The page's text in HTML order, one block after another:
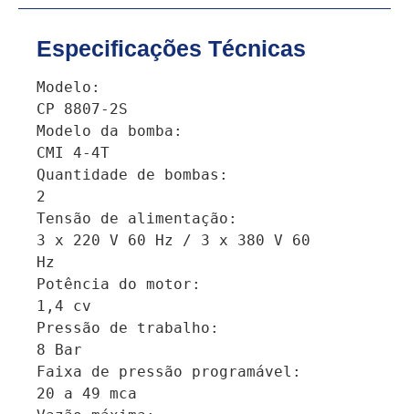
Especificações Técnicas
Modelo:
CP 8807-2S
Modelo da bomba:
CMI 4-4T
Quantidade de bombas:
2
Tensão de alimentação:
3 x 220 V 60 Hz / 3 x 380 V 60
Hz
Potência do motor:
1,4 cv
Pressão de trabalho:
8 Bar
Faixa de pressão programável:
20 a 49 mca